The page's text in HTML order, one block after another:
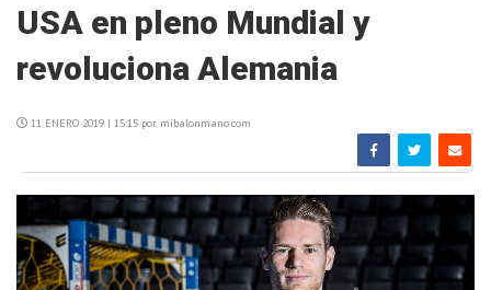
USA en pleno Mundial y
revoluciona Alemania
11 ENERO 2019 | 15:15 por mibalonmano.com